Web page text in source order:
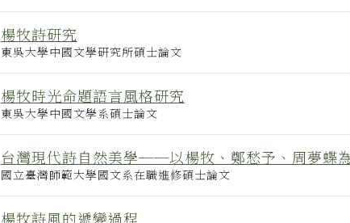
楊牧詩研究
東吳大學中國文學研究所碩士論文
楊牧時光命題語言風格研究
東吳大學中國文學系碩士論文
台灣現代詩自然美學──以楊牧、鄭愁予、周夢蝶
國立臺灣師範大學國文系在職進修碩士論文
楊牧詩風的遞變過程